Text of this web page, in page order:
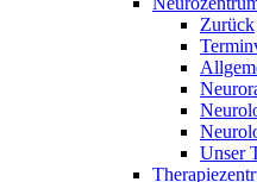
Zurück
Unser